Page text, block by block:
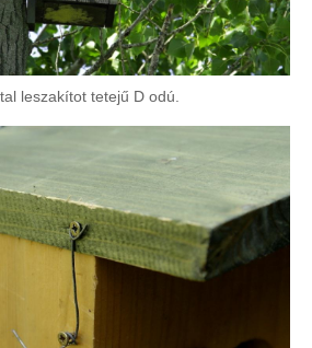
leszakítot tetejű D odú.